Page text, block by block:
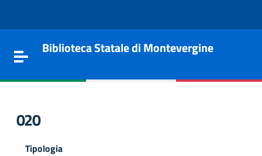
Toggle navigation
Biblioteca Statale di Montevergine
020
Tipologia